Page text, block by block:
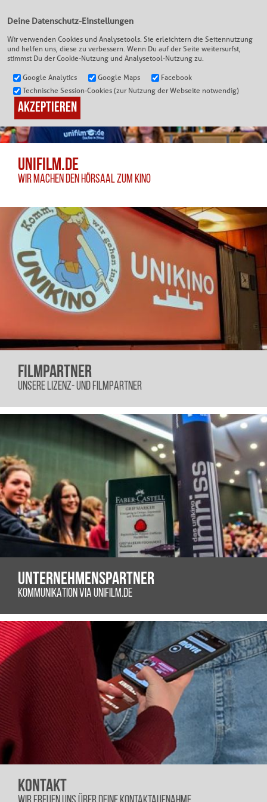
Deine Datenschutz-Einstellungen
Wir verwenden Cookies und Analysetools. Sie erleichtern die Seitennutzung
und helfen uns, diese zu verbessern. Wenn Du auf der Seite weitersurfst,
stimmst Du der Cookie-Nutzung und Analysetool-Nutzung zu.
Google Analytics
Google Maps
Facebook
Technische Session-Cookies (zur Nutzung der Webseite notwendig)
ÜBER UNS
UNIFILM.DE
WIR MACHEN DEN HÖRSAAL ZUM KINO
FILMPARTNER
UNSERE LIZENZ- UND FILMPARTNER
UNTERNEHMENSPARTNER
KOMMUNIKATION VIA UNIFILM.DE
KONTAKT